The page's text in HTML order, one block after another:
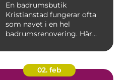
En badrumsbutik
Kristianstad fungerar ofta
som navet i en hel
badrumsrenovering. Här
02. feb